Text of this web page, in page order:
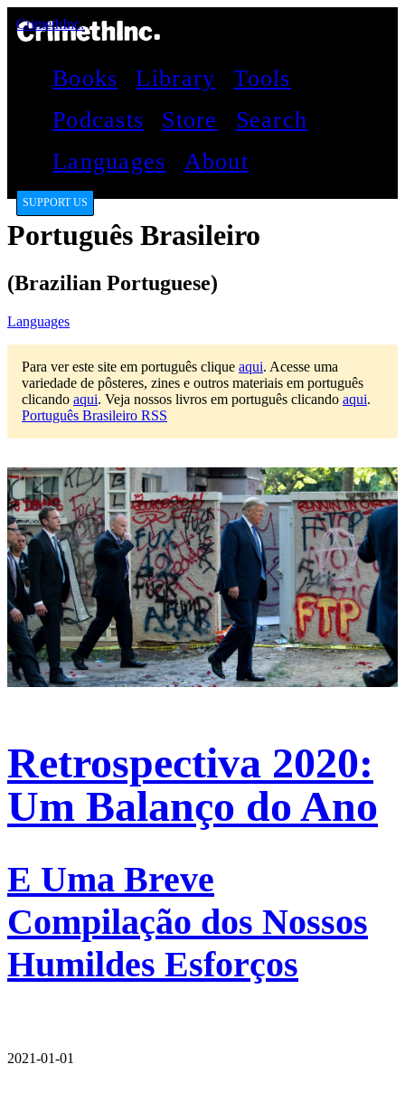
CrimethInc.
Books Library
Tools
Podcasts
Store
Search
Languages
About
SUPPORT US
Português Brasileiro
(Brazilian Portuguese)
Languages
Para ver este site em português clique aqui. Acesse uma
variedade de pôsteres, zines e outros materiais em português
clicando aqui. Veja nossos livros em português clicando aqui.
Português Brasileiro RSS
Retrospectiva 2020:
Um Balanço do Ano
E Uma Breve
Compilação dos Nossos
Humildes Esforços
2021-01-01